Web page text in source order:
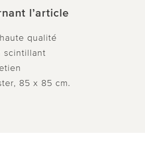
l’article
qualité
scintillant
85 x 85 cm.